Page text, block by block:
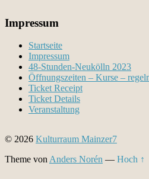
Impressum
Startseite
Impressum
48-Stunden-Neukölln 2023
Öffnungszeiten – Kurse –
Ticket Receipt
Ticket Details
Veranstaltung
© 2026 Kulturraum Mainzer7
Theme vonAnders Norén — Hoch ↑